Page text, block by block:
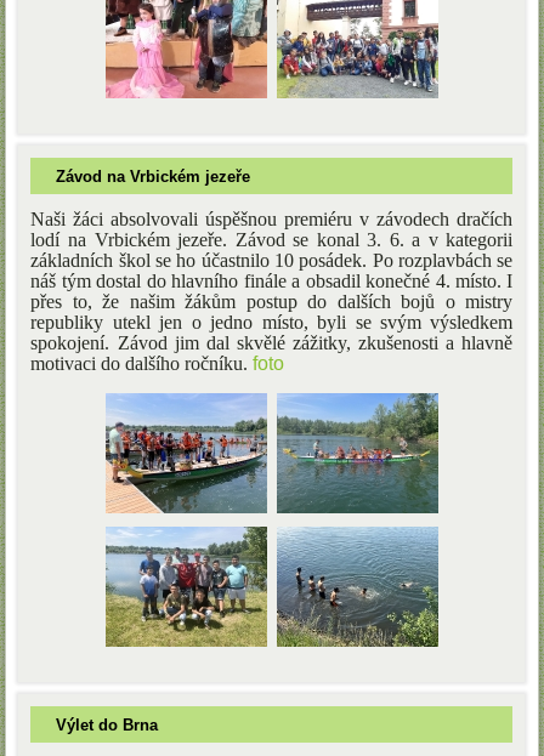
Závod na Vrbickém jezeře
Naši žáci absolvovali úspěšnou premiéru v závodech dračích
lodí na Vrbickém jezeře. Závod se konal 3. 6. a v kategorii
základních škol se ho účastnilo 10 posádek. Po rozplavbách se
náš tým dostal do hlavního finále a obsadil konečné 4. místo. I
přes to, že našim žákům postup do dalších bojů o mistry
republiky utekl jen o jedno místo, byli se svým výsledkem
spokojení. Závod jim dal skvělé zážitky, zkušenosti a hlavně
motivaci do dalšího ročníku.foto
Výlet do Brna